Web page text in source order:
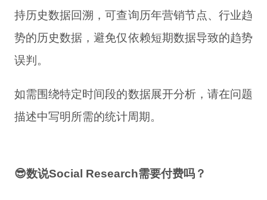
持历史数据回溯，可查询历年营销节点、行业趋
势的历史数据，避免仅依赖短期数据导致的趋势
误判。
如需围绕特定时间段的数据展开分析，请在问题
描述中写明所需的统计周期。
😎数说Social Research需要付费吗？